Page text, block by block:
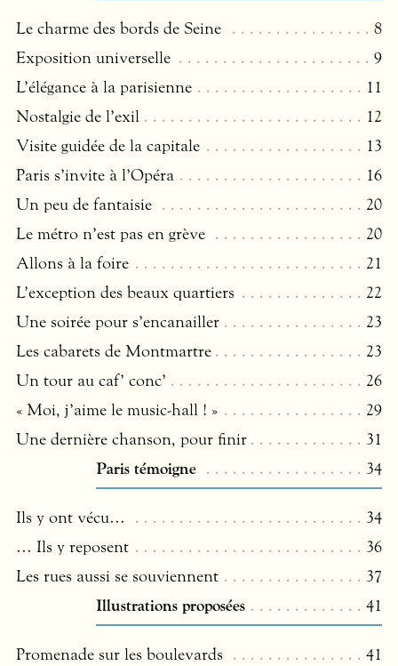
Le charme des bords de Seine
8
Exposition universelle
9
L’élégance à la parisienne
11
Nostalgie de l’exil
12
Visite guidée de la capitale
13
Paris s’invite à l’Opéra
16
Un peu de fantaisie
20
Le métro n’est pas en grève
20
Allons à la foire
21
L’exception des beaux quartiers
22
Une soirée pour s’encanailler
23
Les cabarets de Montmartre
23
Un tour au caf’ conc’
26
« Moi, j’aime le music-hall ! »
29
Une dernière chanson, pour finir
31
Paris témoigne
34
Ils y ont vécu…
34
… Ils y reposent
36
Les rues aussi se souviennent
37
Illustrations proposées
41
Promenade sur les boulevards
41